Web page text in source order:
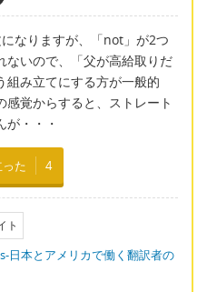
なりますが、「not」が2つ
ないので、「父が高給取りだ
組み立てにする方が一般的
感覚からすると、ストレート
・・・
た 4
ト
日本とアメリカで働く翻訳者の